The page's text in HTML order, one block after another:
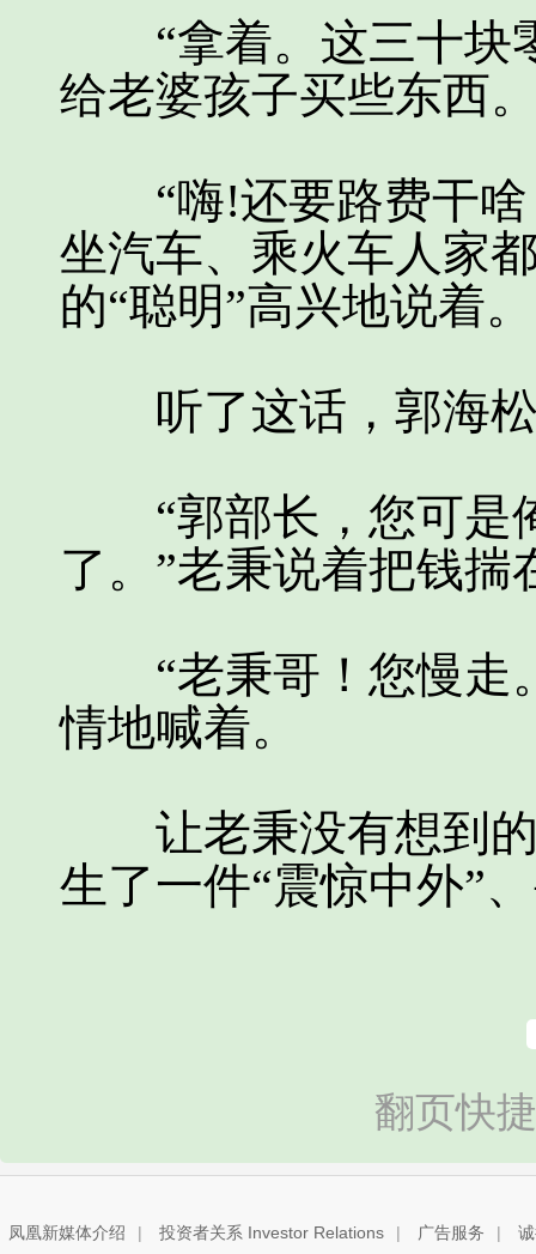
“拿着。这三十块
给老婆孩子买些东西
“嗨!还要路费干啥
坐汽车、乘火车人家
的“聪明”高兴地说着。
听了这话，郭海松
“郭部长，您可是
了。”老秉说着把钱
“老秉哥！您慢走
情地喊着。
让老秉没有想到的
生了一件“震惊中外”
翻页快
凤凰新媒体介绍 | 投资者关系 Investor Relations | 广告服务 |